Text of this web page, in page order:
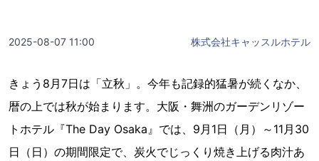
2025-08-07 11:00 株式会社キャッスルホテル
きょう8月7日は「立秋」。今年も記録的猛暑が続くなか、
暦の上では秋が始まります。大阪・舞洲のガーデンリゾー
トホテル『The Day Osaka』では、9月1日（月）～11月30
日（日）の期間限定で、炭火でじっくり焼き上げる肉汁あ